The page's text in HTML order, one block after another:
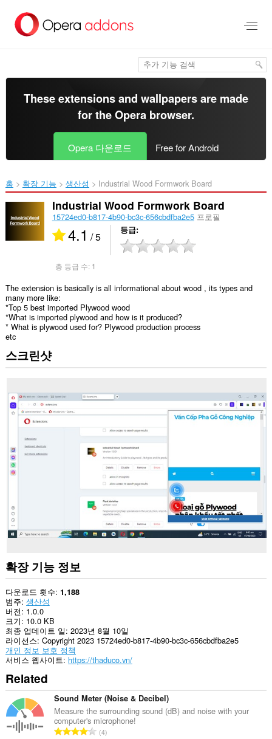
건
These extensions and wallpapers are made
for theOpera browser.
Opera 다운로드 Free for Android
홈 확장 기능 생산성 Industrial Wood Formwork Board‎
Industrial Wood Formwork Board
15724ed0-b817-4b90-bc3c-656cbdfba2e5프로필
4.1 / 5 등급
총 등급 수: 1
The extension is basically is all informational about wood , its types and
many more like:
*Top 5 best imported Plywood wood
*What is imported plywood and how is it produced?
* What is plywood used for? Plywood production process
etc
스크린샷
확장 기능 정보
다운로드 횟수 1,188
범주 생산성
버전 1.0.0
크기 10.0 KB
최종 업데이트 일 2023년 8월 10일
라이선스 Copyright 2023 15724ed0-b817-4b90-bc3c-656cbdfba2e5
개인 정보 보호 정책
서비스 웹사이트 https://thaduco.vn/
Related
Sound Meter (Noise & Decibel)
Measure the surrounding sound (dB) and noise with your
computer's microphone!
총
4